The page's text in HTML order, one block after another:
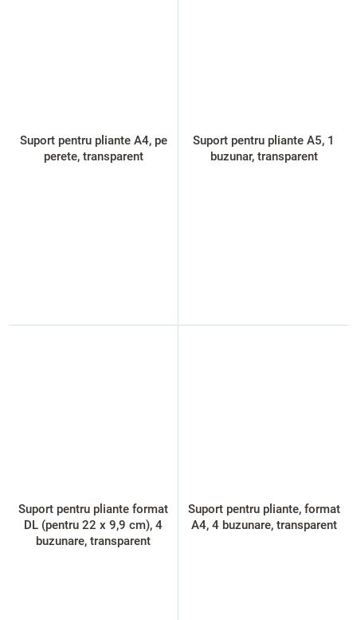
Suport pentru pliante A4, pe
perete, transparent
Suport pentru pliante A5, 1
buzunar, transparent
Suport pentru pliante format
DL (pentru 22 x 9,9 cm), 4
buzunare, transparent
Suport pentru pliante, format
A4, 4 buzunare, transparent